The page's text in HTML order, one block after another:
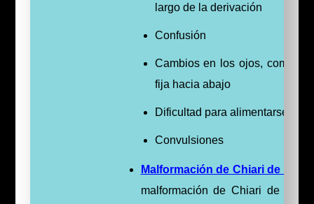
largo de la derivación
Confusión
Cambios en los ojos, como
fija hacia abajo
Dificultad para alimentarse
Convulsiones
Malformación de Chiari de tipo 2
malformación de Chiari de tipo